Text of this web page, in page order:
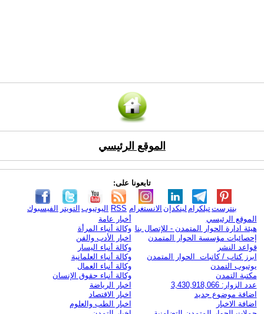
الموقع الرئيسي
تابعونا على:
الفيسبوك التويتر اليوتيوب RSS الانستغرام لينكدإن تيلكرامبنترست
الموقع الرئيسي
هيئة ادارة الحوار المتمدن - للإتصال بنا
إحصائيات مؤسسة الحوار المتمدن
قواعد النشر
ابرز كتاب / كاتبات الحوار المتمدن
يوتيوب التمدن
مكتبة التمدن
عدد الزوار: 3,430,918,066
اضافة موضوع جديد
اضافة الاخبار
أخبار عامة
وكالة أنباء المرأة
اخبار الأدب والفن
وكالة أنباء اليسار
وكالة أنباء العلمانية
وكالة أنباء العمال
وكالة أنباء حقوق الإنسان
اخبار الرياضة
اخبار الاقتصاد
اخبار الطب والعلوم